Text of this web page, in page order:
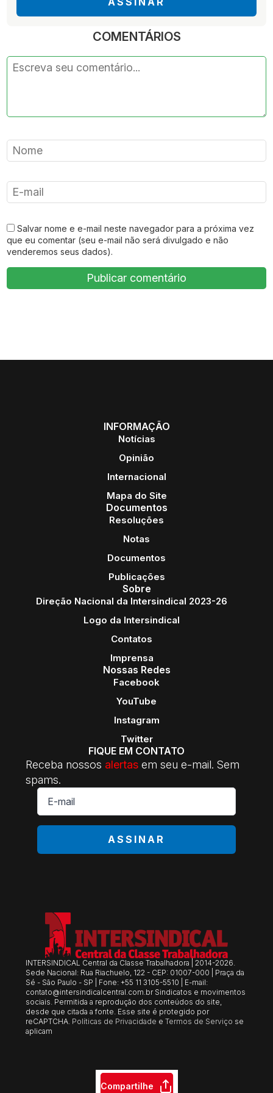
Compartilhe
COMENTÁRIOS
Salvar nome e e-mail neste navegador para a próxima vez
que eu comentar (seu e-mail não será divulgado e não
venderemos seus dados).
INFORMAÇÃO
Notícias
Opinião
Internacional
Mapa do Site
Documentos
Resoluções
Notas
Documentos
Publicações
Sobre
Direção Nacional da Intersindical 2023-26
Logo da Intersindical
Contatos
Imprensa
Nossas Redes
Facebook
YouTube
Instagram
Twitter
FIQUE EM CONTATO
Receba nossos alertas em seu e-mail. Sem
spams.
E-
mail
ASSINAR
INTERSINDICAL Central da Classe Trabalhadora | 2014-2026.
Sede Nacional: Rua Riachuelo, 122 - CEP: 01007-000 | Praça da
Sé - São Paulo - SP | Fone: +55 11 3105-5510 | E-mail:
contato@intersindicalcentral.com.br Sindicatos e movimentos
sociais. Permitida a reprodução dos conteúdos do site,
desde que citada a fonte. Esse site é protegido por
reCAPTCHA. Políticas de Privacidade eTermos de Serviço se
aplicam